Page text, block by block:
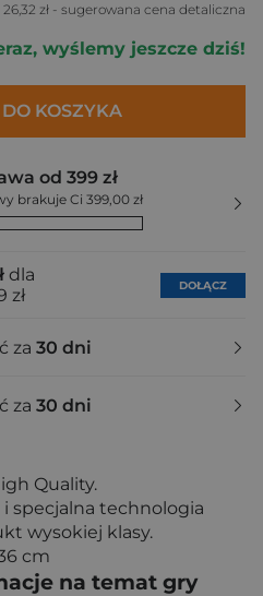
26,32 zł - sugerowana cena detaliczna
wyślemy jeszcze dziś!
KOSZYKA
od 399 zł
brakuje Ci 399,00 zł
dla
zł
DOŁĄCZ
za 30 dni
za 30 dni
Quality.
specjalna technologia
wysokiej klasy.
cm
na temat gry